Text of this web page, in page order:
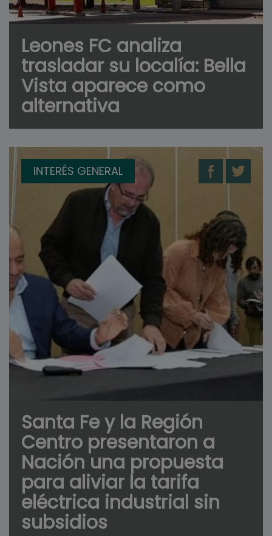
Leones FC analiza
trasladar su localía: Bella
Vista aparece como
alternativa
INTERÉS GENERAL
Santa Fe y la Región
Centro presentaron a
Nación una propuesta
para aliviar la tarifa
eléctrica industrial sin
subsidios